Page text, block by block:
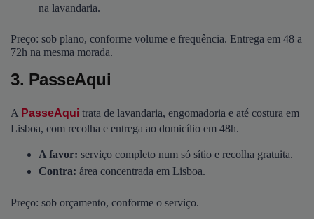
na lavandaria.
Preço: sob plano, conforme volume e frequência. Entrega em 48 a
72h na mesma morada.
3. PasseAqui
A PasseAqui trata de lavandaria, engomadoria e até costura em
Lisboa, com recolha e entrega ao domicílio em 48h.
A favor: serviço completo num só sítio e recolha gratuita.
Contra: área concentrada em Lisboa.
Preço: sob orçamento, conforme o serviço.